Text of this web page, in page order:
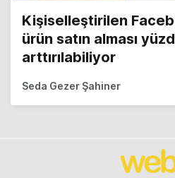
Kişiselleştirilen
ürün satın alması
arttırılabiliyor
Seda Gezer Şahiner